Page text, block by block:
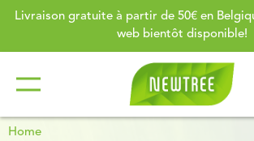
Livraison gratuite à partir de 50€ en
web bientôt disponible!
Home